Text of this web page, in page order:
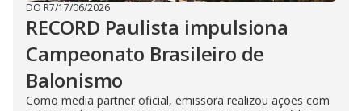
DO R7/17/06/2026
RECORD Paulista impulsiona
Campeonato Brasileiro de
Balonismo
Como media partner oficial, emissora realizou ações com